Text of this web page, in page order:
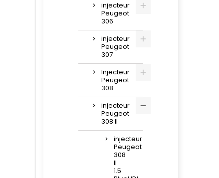
injecteur
Peugeot
306
injecteur
Peugeot
307
Injecteur
Peugeot
308
injecteur
Peugeot
308 II
injecteur
Peugeot
308
II
1.5